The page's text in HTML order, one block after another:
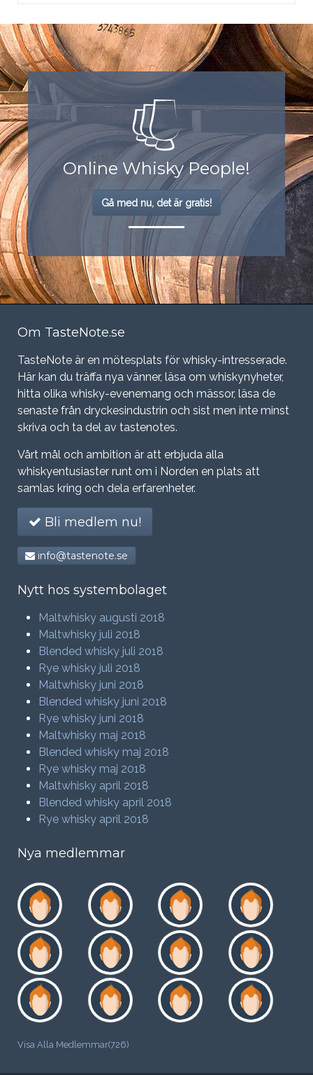
Online Whisky People!
Gå med nu, det är gratis!
Om TasteNote.se
TasteNote är en mötesplats för whisky-intresserade.
Här kan du träffa nya vänner, läsa om whiskynyheter,
hitta olika whisky-evenemang och mässor, läsa de
senaste från dryckesindustrin och sist men inte minst
skriva och ta del av tastenotes.
Vårt mål och ambition är att erbjuda alla
whiskyentusiaster runt om i Norden en plats att
samlas kring och dela erfarenheter.
Bli medlem nu!
info@tastenote.se
Nytt hos systembolaget
Maltwhisky augusti 2018
Maltwhisky juli 2018
Blended whisky juli 2018
Rye whisky juli 2018
Maltwhisky juni 2018
Blended whisky juni 2018
Rye whisky juni 2018
Maltwhisky maj 2018
Blended whisky maj 2018
Rye whisky maj 2018
Maltwhisky april 2018
Blended whisky april 2018
Rye whisky april 2018
Nya medlemmar
Visa Alla Medlemmar(726)